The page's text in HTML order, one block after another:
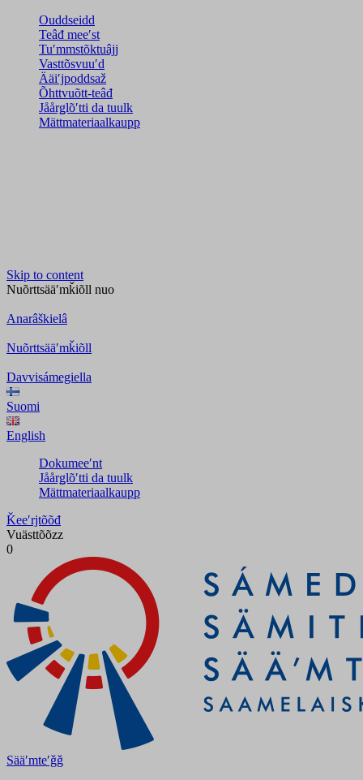
Ouddseidd
Teâđ meeʹst
Tuʹmmstõktuâjj
Vasttõsvuuʹd
Ääiʹjpoddsaž
Õhttvuõtt-teâđ
Jåårǥlõʹtti da tuulk
Mättmateriaalkaupp
Skip to content
Nuõrttsääʹmǩiõll nuo
Anarâškielâ
Nuõrttsääʹmǩiõll
Davvisámegiella
Suomi
English
Dokumeeʹnt
Jåårǥlõʹtti da tuulk
Mättmateriaalkaupp
Ǩeeʹrjtõõđ
Vuästtõõzz
0
Sääʹmteʹǧǧ